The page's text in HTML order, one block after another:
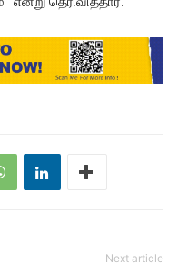
Next article